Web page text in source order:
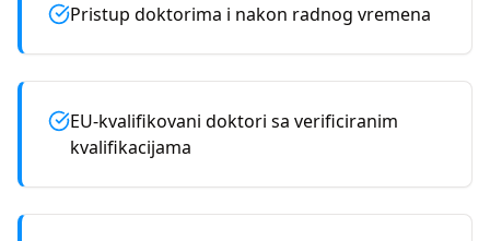
Pristup doktorima i nakon radnog vremena
EU-kvalifikovani doktori sa verificiranim
kvalifikacijama